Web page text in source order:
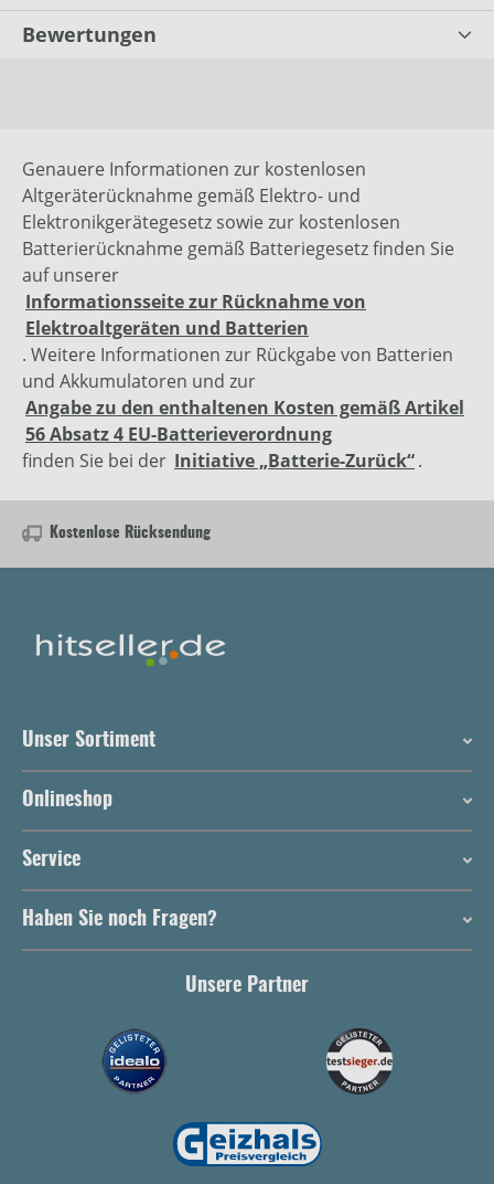
Bewertungen
Genauere Informationen zur kostenlosen
Altgeräterücknahme gemäß Elektro- und
Elektronikgerätegesetz sowie zur kostenlosen
Batterierücknahme gemäß Batteriegesetz finden Sie
auf unserer
Informationsseite zur Rücknahme von
Elektroaltgeräten und Batterien
. Weitere Informationen zur Rückgabe von Batterien
und Akkumulatoren und zur
Angabe zu den enthaltenen Kosten gemäß Artikel
56 Absatz 4 EU-Batterieverordnung
finden Sie bei der Initiative „Batterie-Zurück“.
Kostenlose Rücksendung
Unser Sortiment
Onlineshop
Service
Haben Sie noch Fragen?
Unsere Partner